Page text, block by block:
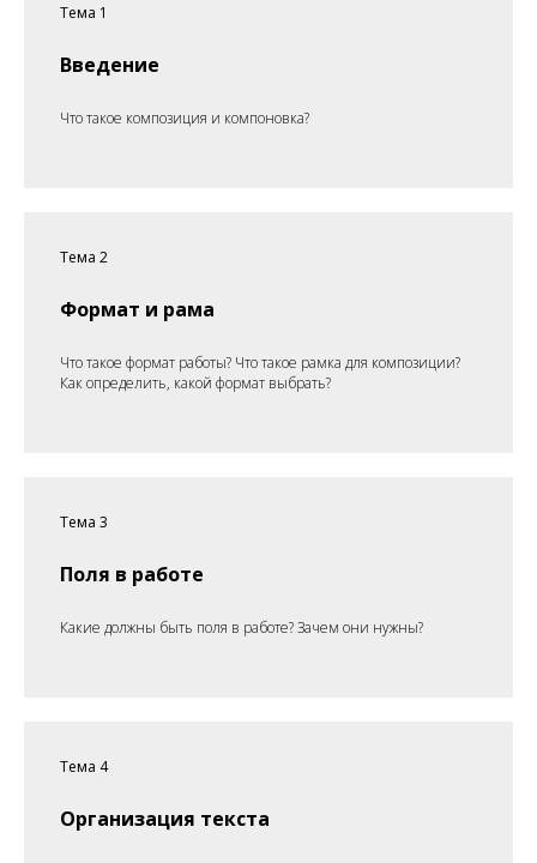
Тема 1
Введение
Что такое композиция и компоновка?
Тема 2
Формат и рама
Что такое формат работы? Что такое рамка для композиции?
Как определить, какой формат выбрать?
Тема 3
Поля в работе
Какие должны быть поля в работе? Зачем они нужны?
Тема 4
Организация текста